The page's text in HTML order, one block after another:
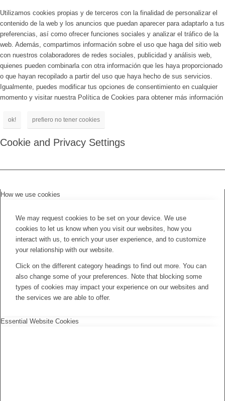
Utilizamos cookies propias y de terceros con la finalidad de personalizar el
contenido de la web y los anuncios que puedan aparecer para adaptarlo a tus
preferencias, así como ofrecer funciones sociales y analizar el tráfico de la
web. Además, compartimos información sobre el uso que haga del sitio web
con nuestros colaboradores de redes sociales, publicidad y análisis web,
quienes pueden combinarla con otra información que les haya proporcionado
o que hayan recopilado a partir del uso que haya hecho de sus servicios.
Igualmente, puedes modificar tus opciones de consentimiento en cualquier
momento y visitar nuestra Política de Cookies para obtener más información
ok! prefiero no tener cookies
Cookie and Privacy Settings
How we use cookies
We may request cookies to be set on your device. We use
cookies to let us know when you visit our websites, how you
interact with us, to enrich your user experience, and to customize
your relationship with our website.
Click on the different category headings to find out more. You can
also change some of your preferences. Note that blocking some
types of cookies may impact your experience on our websites and
the services we are able to offer.
Essential Website Cookies